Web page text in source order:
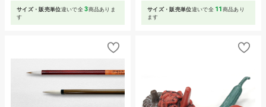
サイズ・販売単位違いで全3商品ありま
す
サイズ・販売単位違いで全 11 商品あり
ます